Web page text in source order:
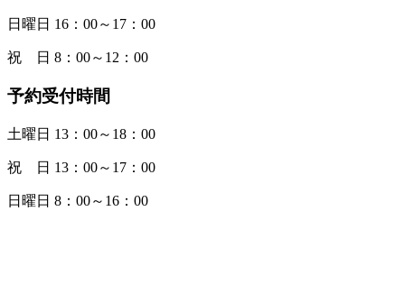
日曜日 16：00～17：00
祝 日 8：00～12：00
予約受付時間
土曜日 13：00～18：00
祝 日 13：00～17：00
日曜日 8：00～16：00